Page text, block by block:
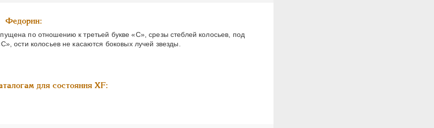
Федорин:
по отношению к третьей букве «С», срезы стеблей колосьев, под
ости колосьев не касаются боковых лучей звезды.
для состояния XF: